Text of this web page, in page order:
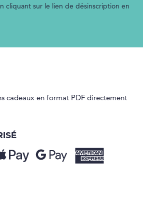
cliquant sur le lien de désinscription en
cadeaux en format PDF directement